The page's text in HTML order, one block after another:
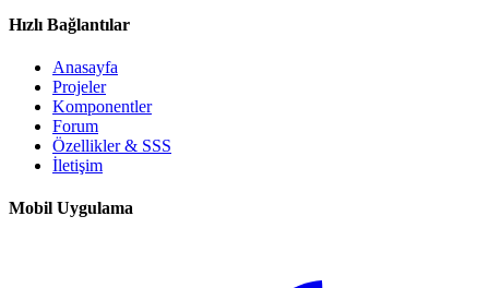
Hızlı Bağlantılar
Anasayfa
Projeler
Komponentler
Forum
Özellikler & SSS
İletişim
Mobil Uygulama